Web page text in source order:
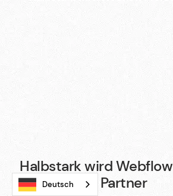
Halbstark wird Webflow
Professional Partner
Deutsch